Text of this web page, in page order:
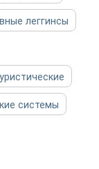
леггинсы
системы